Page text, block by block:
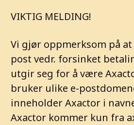
VIKTIG MELDING!
Vi gjør oppmerksom på
post vedr. forsinket
utgir seg for å være
bruker ulike e-
inneholder Axactor i
Axactor kommer kun fra